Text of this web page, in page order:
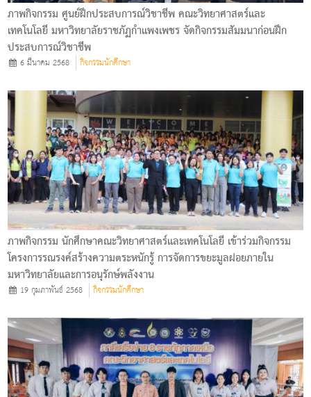
ภาพกิจกรรม ศูนย์ฝึกประสบการณ์วิชาชีพ คณะวิทยาศาสตร์และ
เทคโนโลยี มหาวิทยาลัยราชภัฏกําแพงเพชร จัดกิจกรรมสัมมนาก่อนฝึก
ประสบการณ์วิชาชีพ
6 มีนาคม 2568 กิจกรรมนักศึกษา
ภาพกิจกรรม นักศึกษาคณะวิทยาศาสตร์และเทคโนโลยี เข้าร่วมกิจกรรม
โครงการรณรงค์สร้างความตระหนักรู้ การจัดการขยะมูลฝอยภายใน
มหาวิทยาลัยและการอนุรักษ์พลังงาน
19 กุมภาพันธ์ 2568 กิจกรรมนักศึกษา